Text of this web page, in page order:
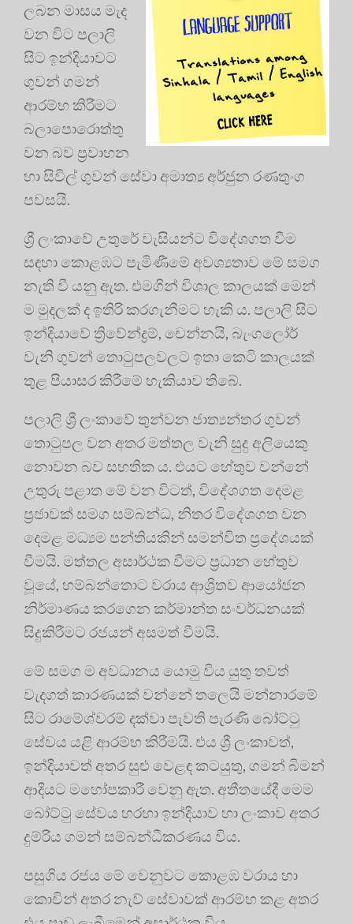
ලබන මාසය මැද
වන විට පලාලි
සිට ඉන්දියාවට
ගුවන් ගමන්
ආරම්භ කිරීමට
බලාපොරොත්තු
වන බව ප්‍රවාහන
හා සිවිල් ගුවන් සේවා අමාත්‍ය අර්ජුන රණතුංග
පවසයි.
ශ්‍රී ලංකාවේ උතුරේ වැසියන්ට විදේශගත වීම
සඳහා කොළඹට පැමිණීමේ අවශ්‍යතාව මේ සමග
නැති වී යනු ඇත. එමගින් විශාල කාලයක් මෙන්
ම මුදලක් ද ඉතිරි කරගැනීමට හැකි ය. පලාලි සිට
ඉන්දියාවේ ත්‍රිවේන්ද්‍රම්, චෙන්නයි, බැංගලෝර්
වැනි ගුවන් තොටුපලවලට ඉතා කෙටි කාලයක්
තුළ පියාසර කිරීමේ හැකියාව තිබේ.
පලාලි ශ්‍රී ලංකාවේ තුන්වන ජාත්‍යන්තර ගුවන්
තොටුපල වන අතර මත්තල වැනි සුදු අලියෙකු
නොවන බව සහතික ය. එයට හේතුව වන්නේ
උතුරු පළාත මේ වන විටත්, විදේශගත දෙමළ
ප්‍රජාවක් සමග සම්බන්ධ, නිතර විදේශගත වන
දෙමළ මධ්‍යම පන්තියකින් සමන්විත ප්‍රදේශයක්
වීමයි. මත්තල අසාර්ථක වීමට ප්‍රධාන හේතුව
වූයේ, හම්බන්තොට වරාය ආශ්‍රිතව ආයෝජන
නිර්මාණය කරගෙන කර්මාන්ත සංවර්ධනයක්
සිදුකිරීමට රජයන් අසමත් වීමයි.
මේ සමග ම අවධානය යොමු විය යුතු තවත්
වැදගත් කාරණයක් වන්නේ තලෙයි මන්නාරමේ
සිට රාමේශ්වරම් දක්වා පැවති පැරණි බෝට්ටු
සේවය යළි ආරම්භ කිරීමයි. එය ශ්‍රී ලංකාවත්,
ඉන්දියාවත් අතර සුළු වෙළඳ කටයුතු, ගමන් බිමන්
ආදියට මහෝපකාරී වෙනු ඇත. අතීතයේදී මෙම
බෝට්ටු සේවය හරහා ඉන්දියාව හා ලංකාව අතර
දුම්රිය ගමන් සම්බන්ධීකරණය විය.
පසුගිය රජය මේ වෙනුවට කොළඹ වරාය හා
කොචින් අතර නැව් සේවාවක් ආරම්භ කළ අතර